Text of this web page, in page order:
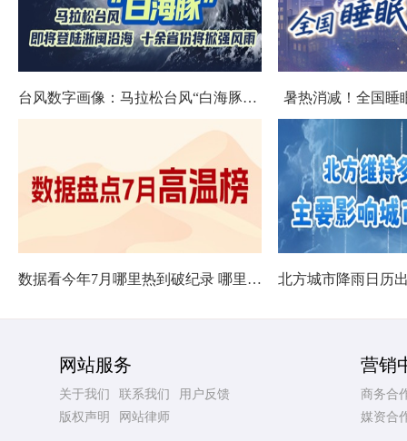
台风数字画像：马拉松台风“白海豚”将影响十余省份 暑热消减！全国睡
数据看今年7月哪里热到破纪录 哪里暑热连轴转
网站服务
关于我们 联系我们
用户反馈
版权声明
网站律师
营销
商务合
媒资合